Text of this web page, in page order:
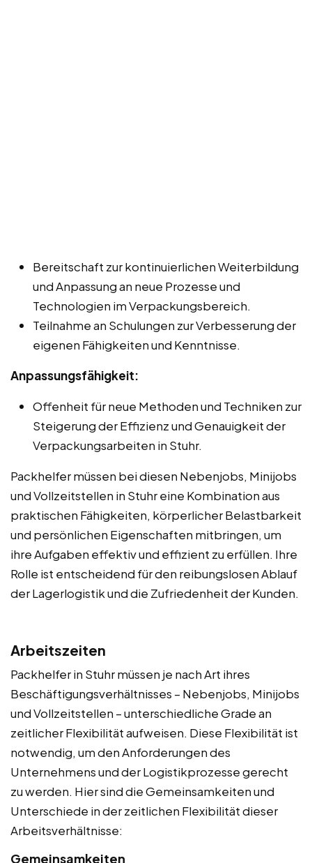
Bereitschaft zur kontinuierlichen Weiterbildung
und Anpassung an neue Prozesse und
Technologien im Verpackungsbereich.
Teilnahme an Schulungen zur Verbesserung der
eigenen Fähigkeiten und Kenntnisse.
Anpassungsfähigkeit:
Offenheit für neue Methoden und Techniken zur
Steigerung der Effizienz und Genauigkeit der
Verpackungsarbeiten in Stuhr.
Packhelfer müssen bei diesen Nebenjobs, Minijobs
und Vollzeitstellen in Stuhr eine Kombination aus
praktischen Fähigkeiten, körperlicher Belastbarkeit
und persönlichen Eigenschaften mitbringen, um
ihre Aufgaben effektiv und effizient zu erfüllen. Ihre
Rolle ist entscheidend für den reibungslosen Ablauf
der Lagerlogistik und die Zufriedenheit der Kunden.
Arbeitszeiten
Packhelfer in Stuhr müssen je nach Art ihres
Beschäftigungsverhältnisses – Nebenjobs, Minijobs
und Vollzeitstellen – unterschiedliche Grade an
zeitlicher Flexibilität aufweisen. Diese Flexibilität ist
notwendig, um den Anforderungen des
Unternehmens und der Logistikprozesse gerecht
zu werden. Hier sind die Gemeinsamkeiten und
Unterschiede in der zeitlichen Flexibilität dieser
Arbeitsverhältnisse:
Gemeinsamkeiten